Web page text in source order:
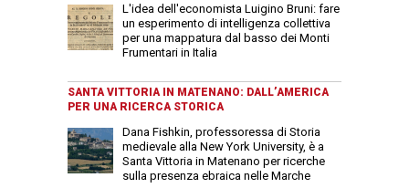
L'idea dell'economista Luigino Bruni: fare
un esperimento di intelligenza collettiva
per una mappatura dal basso dei Monti
Frumentari in Italia
SANTA VITTORIA IN MATENANO: DALL’AMERICA
PER UNA RICERCA STORICA
Dana Fishkin, professoressa di Storia
medievale alla New York University, è a
Santa Vittoria in Matenano per ricerche
sulla presenza ebraica nelle Marche